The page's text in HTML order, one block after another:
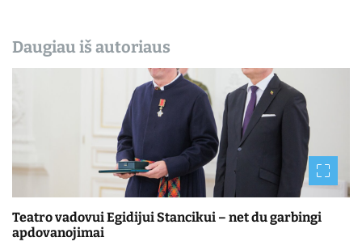
Daugiau iš autoriaus
Teatro vadovui Egidijui Stancikui – net du garbingi
apdovanojimai